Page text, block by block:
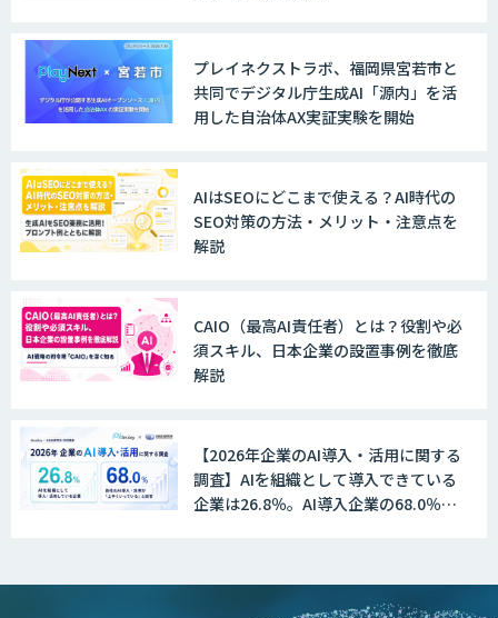
プレイネクストラボ、福岡県宮若市と
共同でデジタル庁生成AI「源内」を活
用した自治体AX実証実験を開始
AIはSEOにどこまで使える？AI時代の
SEO対策の方法・メリット・注意点を
解説
CAIO（最高AI責任者）とは？役割や必
須スキル、日本企業の設置事例を徹底
解説
【2026年企業のAI導入・活用に関する
調査】AIを組織として導入できている
企業は26.8％。AI導入企業の68.0％